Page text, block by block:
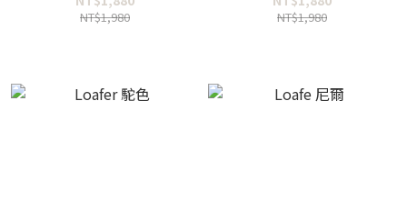
NT$1,980 NT$1,980